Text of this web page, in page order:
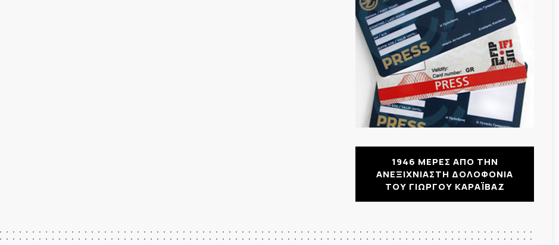
1946 ΜΕΡΕΣ ΑΠΟ ΤΗΝ
ΑΝΕΞΙΧΝΙΑΣΤΗ ΔΟΛΟΦΟΝΙΑ
ΤΟΥ ΓΙΩΡΓΟΥ ΚΑΡΑΪΒΑΖ